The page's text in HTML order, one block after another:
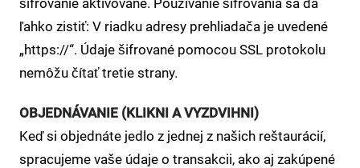
ľahko zistiť: V riadku adresy prehliadača je uvedené
„https://“. Údaje šifrované pomocou SSL protokolu
nemôžu čítať tretie strany.
OBJEDNÁVANIE (KLIKNI A VYZDVIHNI)
Keď si objednáte jedlo z jednej z našich reštaurácií,
spracujeme vaše údaje o transakcii, ako aj zakúpené